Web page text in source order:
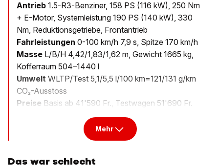
Antrieb 1.5-R3-Benziner, 158 PS (116 kW), 250 Nm
+ E-Motor, Systemleistung 190 PS (140 kW), 330
Nm, Reduktionsgetriebe, Frontantrieb
Fahrleistungen 0-100 km/h 7,9 s, Spitze 170 km/h
Masse L/B/H 4,42/1,83/1,62 m, Gewicht 1665 kg,
Kofferraum 504–1440 l
Umwelt WLTP/Test 5,1/5,5 l/100 km=121/131 g/km
CO₂-Ausstoss
Preise Basis ab 41'590 Fr., Testwagen 51'690 Fr.
Mehr
Das war schlecht